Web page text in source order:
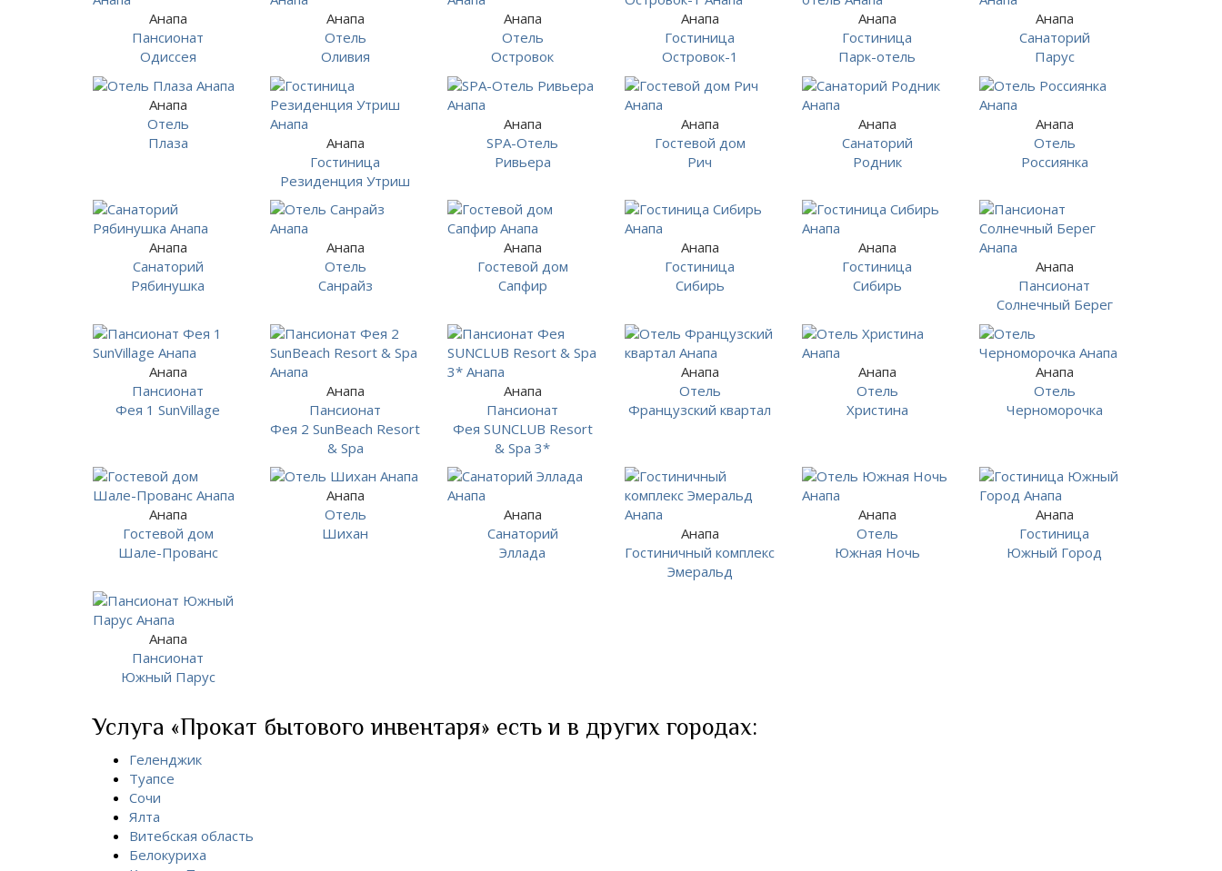
Анапа
Пансионат
Одиссея
Анапа
Отель
Оливия
Анапа
Отель
Островок
Анапа
Гостиница
Островок-1
Анапа
Гостиница
Парк-отель
Анапа
Санаторий
Парус
Анапа
Отель
Плаза
Анапа
Гостиница
Резиденция Утриш
Анапа
SPA-Отель
Ривьера
Анапа
Гостевой дом
Рич
Анапа
Санаторий
Родник
Анапа
Отель
Россиянка
Анапа
Санаторий
Рябинушка
Анапа
Отель
Санрайз
Анапа
Гостевой дом
Сапфир
Анапа
Гостиница
Сибирь
Анапа
Гостиница
Сибирь
Анапа
Пансионат
Солнечный Берег
Анапа
Пансионат
Фея 1 SunVillage
Анапа
Пансионат
Фея 2 SunBeach Resort
& Spa
Анапа
Пансионат
Фея SUNCLUB Resort
& Spa 3*
Анапа
Отель
Французский квартал
Анапа
Отель
Христина
Анапа
Отель
Черноморочка
Анапа
Гостевой дом
Шале-Прованс
Анапа
Отель
Шихан
Анапа
Санаторий
Эллада
Анапа
Гостиничный комплекс
Эмеральд
Анапа
Отель
Южная Ночь
Анапа
Гостиница
Южный Город
Анапа
Пансионат
Южный Парус
Услуга «Прокат бытового инвентаря» есть и в других городах:
Геленджик
Туапсе
Сочи
Ялта
Витебская область
Белокуриха